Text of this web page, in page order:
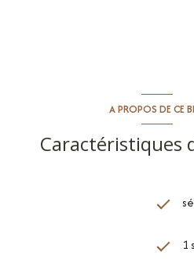
A PROPOS DE CE
Caractéristiques
1